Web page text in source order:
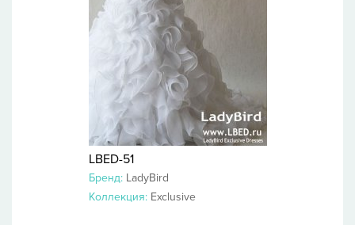
LBED-51
Бренд: LadyBird
Коллекция: Exclusive